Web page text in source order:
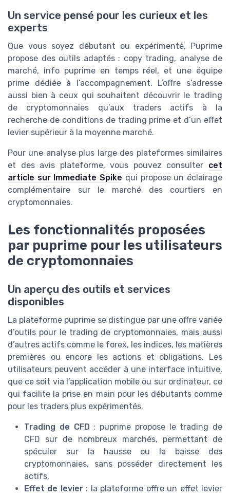
Un service pensé pour les curieux et les
experts
Que vous soyez débutant ou expérimenté, Puprime
propose des outils adaptés : copy trading, analyse de
marché, info puprime en temps réel, et une équipe
prime dédiée à l’accompagnement. L’offre s’adresse
aussi bien à ceux qui souhaitent découvrir le trading
de cryptomonnaies qu’aux traders actifs à la
recherche de conditions de trading prime et d’un effet
levier supérieur à la moyenne marché.
Pour une analyse plus large des plateformes similaires
et des avis plateforme, vous pouvez consulter cet
article sur Immediate Spike qui propose un éclairage
complémentaire sur le marché des courtiers en
cryptomonnaies.
Les fonctionnalités proposées
par puprime pour les utilisateurs
de cryptomonnaies
Un aperçu des outils et services
disponibles
La plateforme puprime se distingue par une offre variée
d’outils pour le trading de cryptomonnaies, mais aussi
d’autres actifs comme le forex, les indices, les matières
premières ou encore les actions et obligations. Les
utilisateurs peuvent accéder à une interface intuitive,
que ce soit via l’application mobile ou sur ordinateur, ce
qui facilite la prise en main pour les débutants comme
pour les traders plus expérimentés.
Trading de CFD : puprime propose le trading de
CFD sur de nombreux marchés, permettant de
spéculer sur la hausse ou la baisse des
cryptomonnaies, sans posséder directement les
actifs.
Effet de levier: la plateforme offre un effet levier